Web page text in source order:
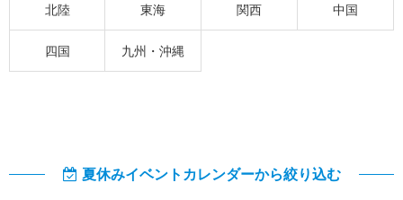
北陸 東海 関西 中国
四国 九州・沖縄
夏休みイベントカレンダーから絞り込む